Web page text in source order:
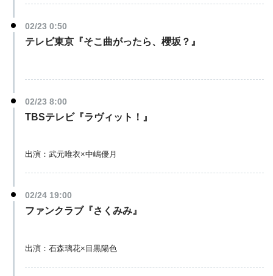
02/23 0:50
テレビ東京『そこ曲がったら、櫻坂？』
02/23 8:00
TBSテレビ『ラヴィット！』
出演：武元唯衣×中嶋優月
02/24 19:00
ファンクラブ『さくみみ』
出演：石森璃花×目黒陽色